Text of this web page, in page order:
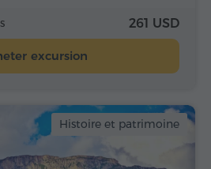
261 USD
excursion
Histoire et patrimoine